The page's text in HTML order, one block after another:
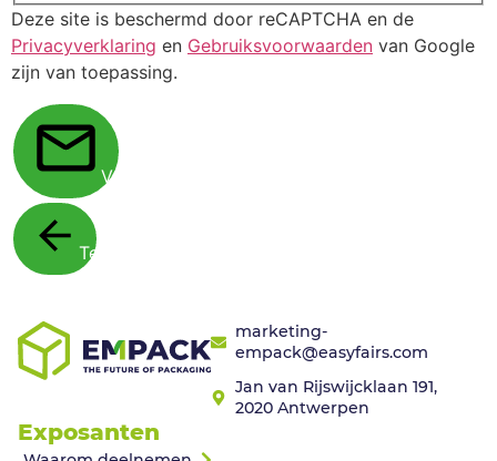
Deze site is beschermd door reCAPTCHA en de
Privacyverklaring en Gebruiksvoorwaarden van Google
zijn van toepassing.
Verstuur
Terug
marketing-
empack@easyfairs.com
Jan van Rijswijcklaan 191,
2020 Antwerpen
Exposanten